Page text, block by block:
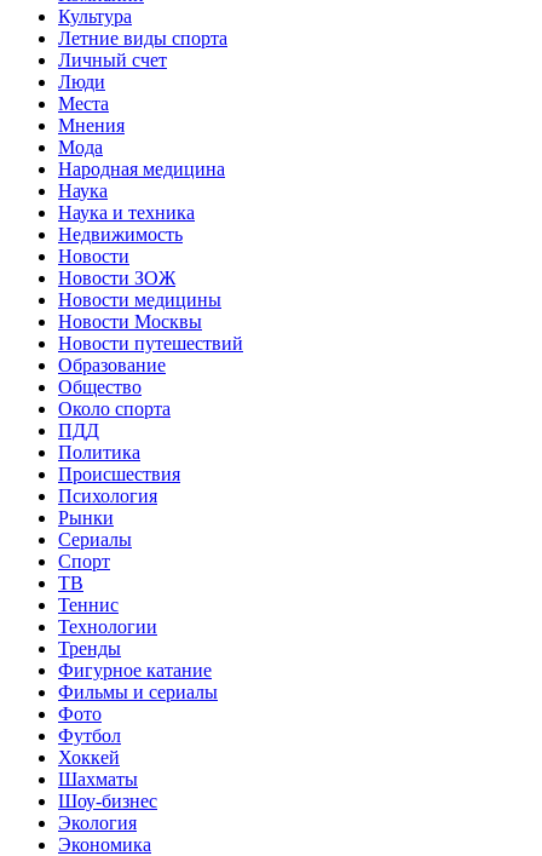
Культура
Летние виды спорта
Личный счет
Люди
Места
Мнения
Мода
Народная медицина
Наука
Наука и техника
Недвижимость
Новости
Новости ЗОЖ
Новости медицины
Новости Москвы
Новости путешествий
Образование
Общество
Около спорта
ПДД
Политика
Происшествия
Психология
Рынки
Сериалы
Спорт
ТВ
Теннис
Технологии
Тренды
Фигурное катание
Фильмы и сериалы
Фото
Футбол
Хоккей
Шахматы
Шоу-бизнес
Экология
Экономика